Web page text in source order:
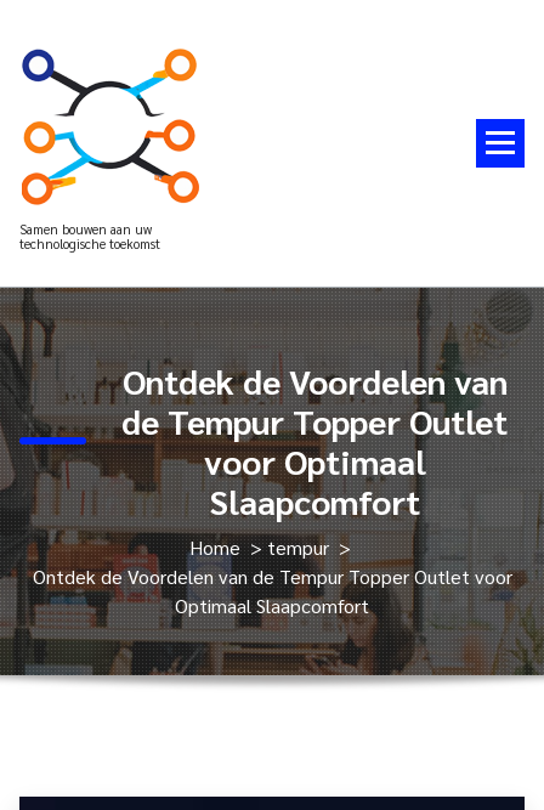
Samen bouwen aan uw
technologische toekomst
Ontdek de Voordelen van
de Tempur Topper Outlet
voor Optimaal
Slaapcomfort
Home>tempur>
Ontdek de Voordelen van de Tempur Topper Outlet voor
Optimaal Slaapcomfort